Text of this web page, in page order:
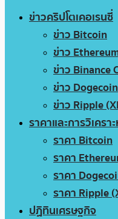
ข่าวคริปโตเคอเรนซี่
ข่าว Bitcoin
ข่าว
ข่าว Binance
ข่าว Dogecoin
ข่าว Ripple
ราคาและการวิเครา
ราคา Bitcoin
ราคา
ราคา
ราคา Ripple
ปฏิทินเศรษฐกิจ